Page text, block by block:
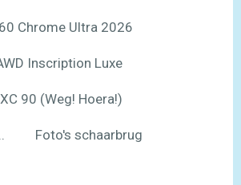
Chrome Ultra 2026
Inscription Luxe
XC 90 (Weg! Hoera!)
Foto's schaarbrug